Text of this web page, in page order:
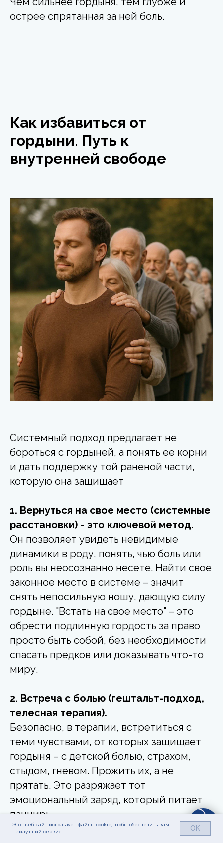
острее спрятанная за ней боль.
Как избавиться от
гордыни. Путь к
внутренней свободе
Системный подход предлагает не
бороться с гордыней, а понять ее корни
и дать поддержку той раненой части,
которую она защищает
1. Вернуться на свое место (системные
расстановки) - это ключевой метод.
Он позволяет увидеть невидимые
динамики в роду, понять, чью боль или
роль вы неосознанно несете. Найти свое
законное место в системе – значит
снять непосильную ношу, дающую силу
гордыне. "Встать на свое место" – это
обрести подлинную гордость за право
просто быть собой, без необходимости
спасать предков или доказывать что-то
миру.
2. Встреча с болью (гештальт-подход,
телесная терапия).
Безопасно, в терапии, встретиться с
теми чувствами, от которых защищает
гордыня – с детской болью, страхом,
стыдом, гневом. Прожить их, а не
прятать. Это разряжает тот
эмоциональный заряд, который питает
панцирь.
Этот веб-сайт использует файлы cookie, чтобы обеспечить вам
наилучший сервис
OK